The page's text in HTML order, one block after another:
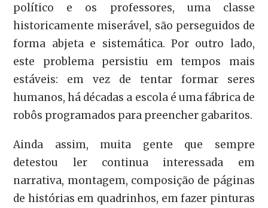
político e os professores, uma classe
historicamente miserável, são perseguidos de
forma abjeta e sistemática. Por outro lado,
este problema persistiu em tempos mais
estáveis: em vez de tentar formar seres
humanos, há décadas a escola é uma fábrica de
robôs programados para preencher gabaritos.
Ainda assim, muita gente que sempre
detestou ler continua interessada em
narrativa, montagem, composição de páginas
de histórias em quadrinhos, em fazer pinturas